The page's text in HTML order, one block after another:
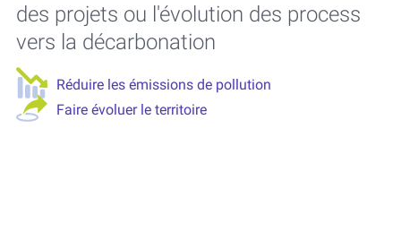
des projets ou l'évolution des process
vers la décarbonation
Réduire les émissions de pollution
Faire évoluer le territoire